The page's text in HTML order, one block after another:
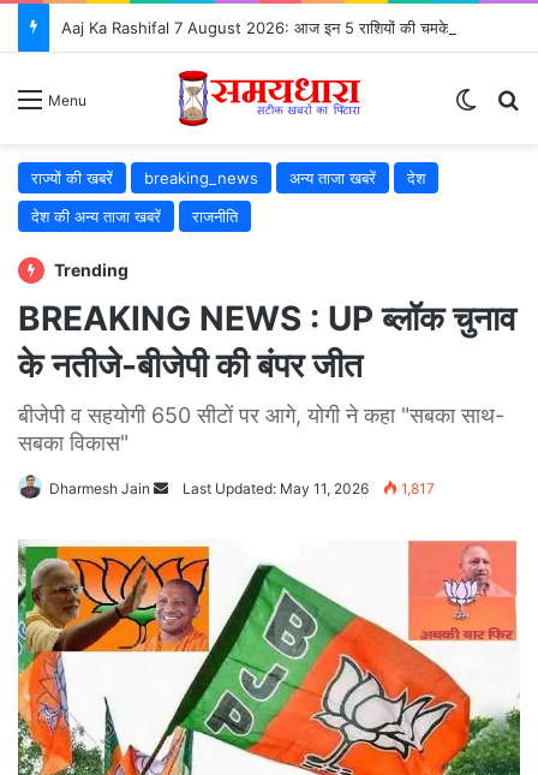
Menu
राज्यों की खबरें breaking_news अन्य ताजा खबरें
देश
देश की अन्य ताजा खबरें
राजनीति
Trending
BREAKING NEWS : UP ब्लॉक चुनाव
के नतीजे-बीजेपी की बंपर जीत
बीजेपी व सहयोगी 650 सीटों पर आगे, योगी ने कहा "सबका साथ-
सबका विकास"
Dharmesh Jain
Send
email
Last Updated: May 11, 2026 1,817